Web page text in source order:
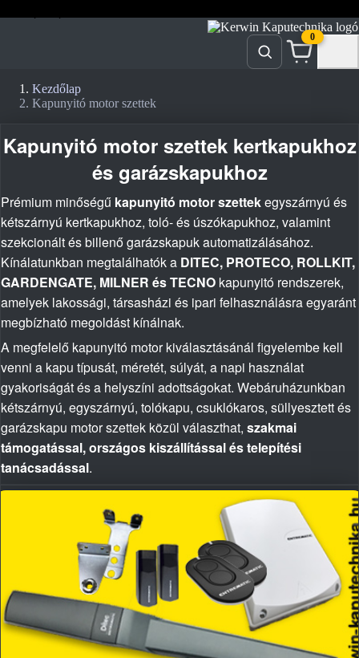
0
Kezdőlap
Kapunyitó motor szettek
Kapunyitó motor szettek kertkapukhoz
és garázskapukhoz
Prémium minőségű kapunyitó motor szettekegyszárnyú és
kétszárnyú kertkapukhoz, toló- és úszókapukhoz, valamint
szekcionált és billenő garázskapuk automatizálásához.
Kínálatunkban megtalálhatók a DITEC, PROTECO, ROLLKIT,
GARDENGATE, MILNER és TECNO kapunyitó rendszerek,
amelyek lakossági, társasházi és ipari felhasználásra egyaránt
megbízható megoldást kínálnak.
A megfelelő kapunyitó motor kiválasztásánál figyelembe kell
venni a kapu típusát, méretét, súlyát, a napi használat
gyakoriságát és a helyszíni adottságokat. Webáruházunkban
kétszárnyú, egyszárnyú, tolókapu, csuklókaros, süllyesztett és
garázskapu motor szettek közül választhat, szakmai
támogatással, országos kiszállítással és telepítési
tanácsadással.